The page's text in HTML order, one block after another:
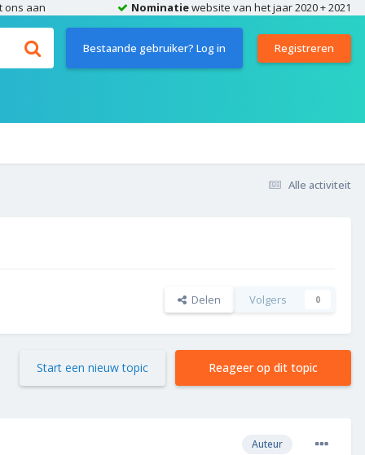
ons aan Nominatiewebsite van het jaar 2020 + 2021
Bestaande gebruiker? Log in Registreren
Alle activiteit
Delen Volgers 0
Reageer op dit topic
Start een nieuw topic
Auteur